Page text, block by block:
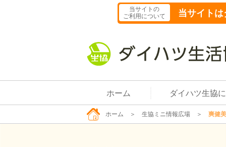
当サイトの
ご利用について
当サイト
ホーム ダイハツ生協
ホーム ＞ 生協ミニ情報広場 ＞ 爽健